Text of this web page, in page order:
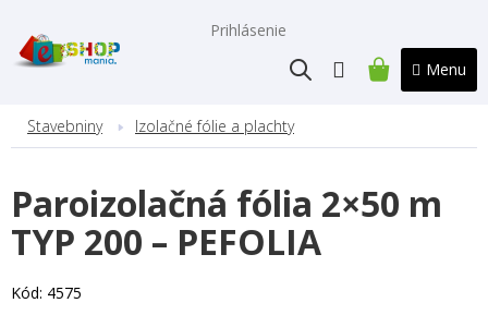
obsah
Prihlásenie
NÁKUPNÝ
Stavebniny Izolačné fólie a plachty
Paroizolačná fólia 2×50 m
TYP 200 – PEFOLIA
Kód: 4575